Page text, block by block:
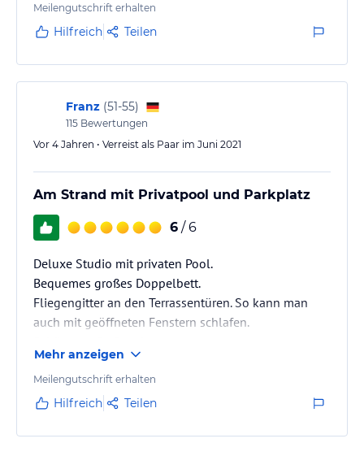
Traumhafter Ausblick auf den Strand und das Meer.
Genügend Parkplätze im Innenhof des Hotels.
Meilengutschrift erhalten
Hilfreich Teilen
Franz (51-55)
115 Bewertungen
Vor 4 Jahren • Verreist als Paar im Juni 2021
Am Strand mit Privatpool und Parkplatz
6 / 6
Deluxe Studio mit privaten Pool.
Bequemes großes Doppelbett.
Fliegengitter an den Terrassentüren. So kann man
auch mit geöffneten Fenstern schlafen.
Küche und Essbereich auf Terrasse.
Guter Ausblick auf den Strand und das Meer.
Genügend Parkplätze im Innenhof des Hotels.
Mehr anzeigen
Meilengutschrift erhalten
Hilfreich Teilen